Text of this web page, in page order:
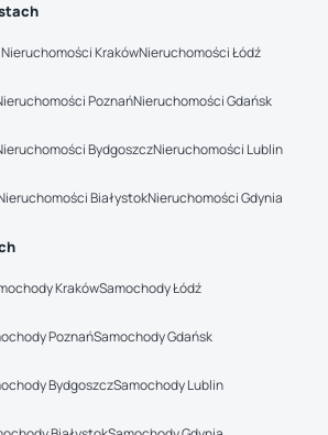
Nieruchomości KrakówNieruchomości Łódź
PoznańNieruchomości Gdańsk
BydgoszczNieruchomości Lublin
BiałystokNieruchomości Gdynia
KrakówSamochody Łódź
PoznańSamochody Gdańsk
BydgoszczSamochody Lublin